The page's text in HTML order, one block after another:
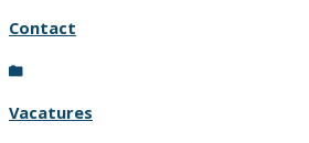
Contact
Vacatures